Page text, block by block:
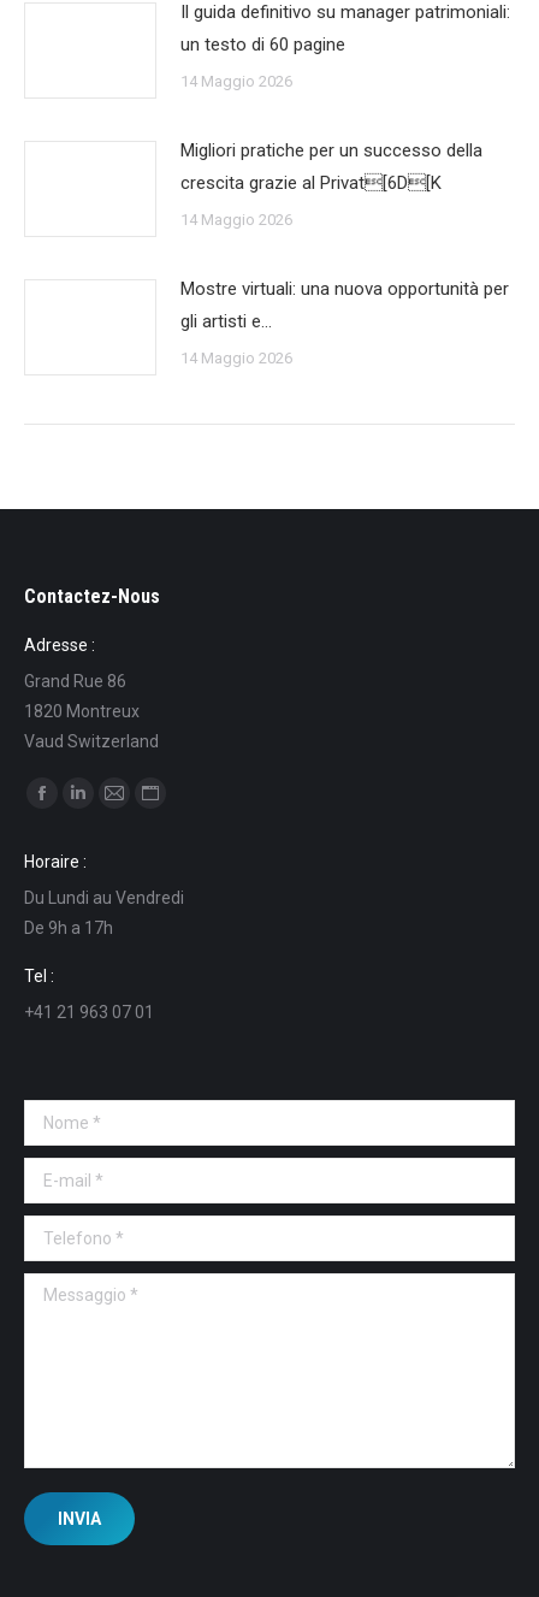
Il guida definitivo su manager patrimoniali:
un testo di 60 pagine
14 Maggio 2026
Migliori pratiche per un successo della
crescita grazie al Privat[6D[K
14 Maggio 2026
Mostre virtuali: una nuova opportunità per
gli artisti e…
14 Maggio 2026
Contactez-Nous
Adresse :
Grand Rue 86
1820 Montreux
Vaud Switzerland
Ci puoi trovare su:
opens
in
new
window
opens
in
new
in
opens
Horaire :
Du Lundi au Vendredi
De 9h a 17h
Tel :
+41 21 963 07 01
Nome *
E-mail *
Telefono *
Messaggio *
INVIA